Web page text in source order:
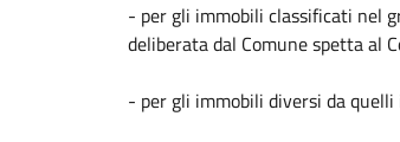
- per gli immobili classificati nel
deliberata dal Comune spetta al
- per gli immobili diversi da